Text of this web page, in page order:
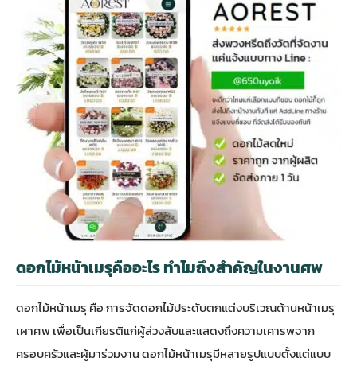
ดอกไม้หน้าเมรุคืออะไร ทำไมถึงสำคัญในงานศพ
ดอกไม้หน้าเมรุ คือ การจัดดอกไม้ประดับตกแต่งบริเวณด้านหน้าเมรุ
เผาศพ เพื่อเป็นเกียรติแก่ผู้ล่วงลับและแสดงถึงความเคารพจาก
ครอบครัวและผู้มาร่วมงาน ดอกไม้หน้าเมรุมีหลายรูปแบบตั้งแต่แบบ